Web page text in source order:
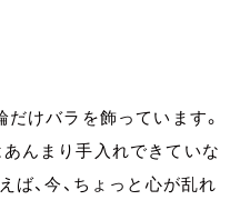
だけバラを飾っています。
んまり手入れできていな
ば、今、ちょっと心が乱れ